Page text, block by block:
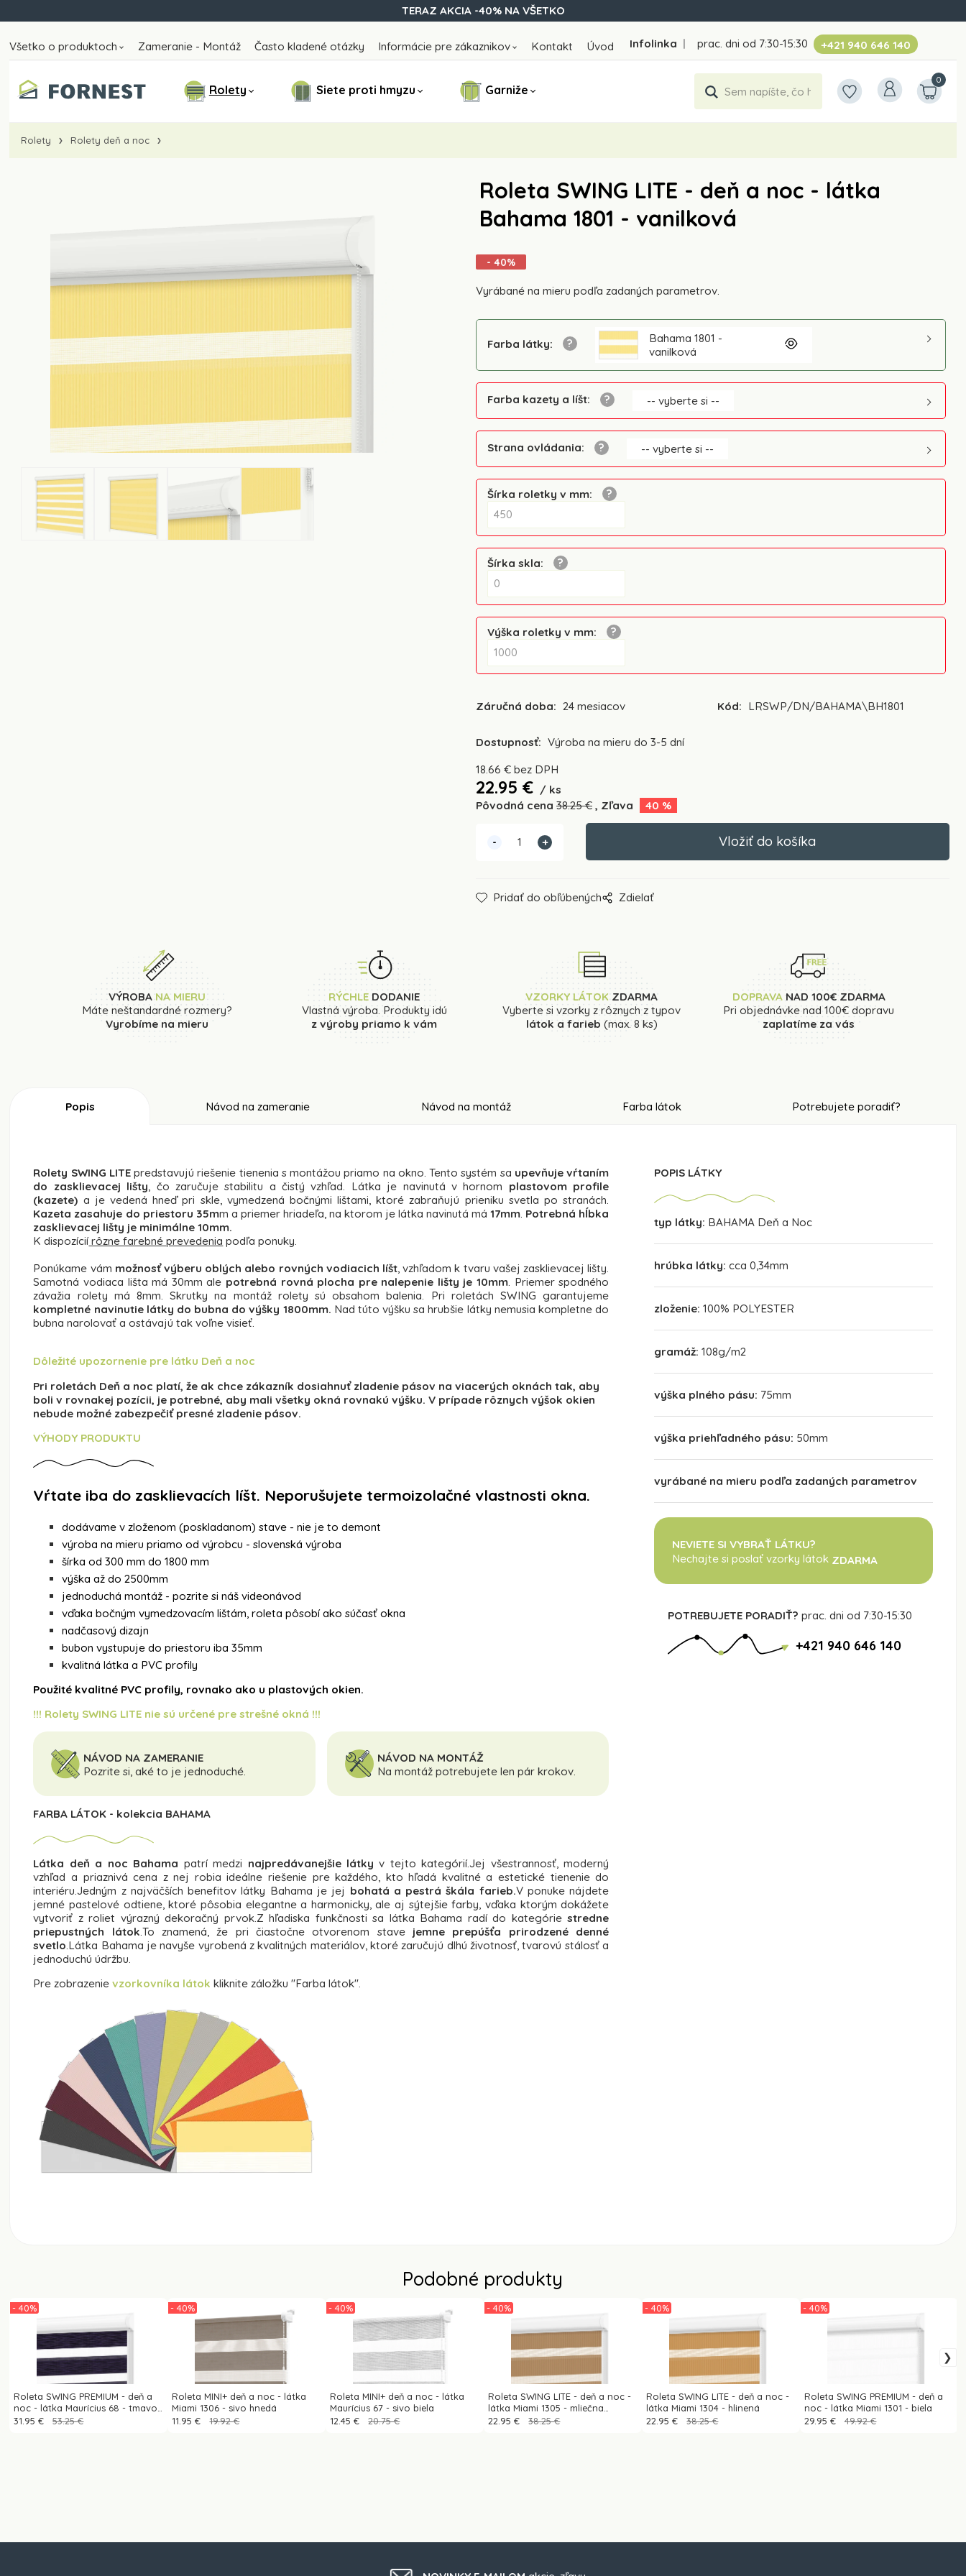
Infolinka prac. dni od 7:30-15:30 +421 940 646 140
TERAZ AKCIA -40% NA VŠETKO
Všetko o produktoch Zameranie - Montáž Často kladené otázky Informácie pre zákaznikov Kontakt Úvod
Rolety Siete proti hmyzu Garniže
0
Rolety Rolety deň a noc
Roleta SWING LITE - deň a noc - látka
Bahama 1801 - vanilková
- 40%
Vyrábané na mieru podľa zadaných parametrov.
Farba látky:
Bahama 1801 -
vanilková
Farba kazety a líšt: -- vyberte si --
Strana ovládania: -- vyberte si --
Šírka roletky v mm:
Šírka skla:
Výška roletky v mm:
Záručná doba: 24 mesiacov Kód: LRSWP/DN/BAHAMA\BH1801
Dostupnosť: Výroba na mieru do 3-5 dní
18.66 € bez DPH
22.95 €
ks
Pôvodná cena 38.25€ Zľava 40 %
Pridať do obľúbených Zdielať
VÝROBA NA MIERU
Máte neštandardné rozmery?
Vyrobíme na mieru
RÝCHLE DODANIE
Vlastná výroba. Produkty idú
z výroby priamo k vám
VZORKY LÁTOKZDARMA
Vyberte si vzorky z rôznych z typov
látok a farieb (max. 8 ks)
DOPRAVANAD 100€ ZDARMA
Pri objednávke nad 100€ dopravu
zaplatíme za vás
Popis Návod na zameranie Návod na montáž Farba látok Potrebujete poradiť?
Rolety SWING LITEpredstavujú riešenie tienenia s montážou priamo na okno. Tento systém sa upevňuje vŕtaním
do zasklievacej lišty, čo zaručuje stabilitu a čistý vzhľad. Látka je navinutá v hornom plastovom profile
(kazete) a je vedená hneď pri skle, vymedzená bočnými lištami, ktoré zabraňujú prieniku svetla po stranách.
Kazeta zasahuje do priestoru 35mm a priemer hriadeľa, na ktorom je látka navinutá má 17mm. Potrebná hĺbka
zasklievacej lišty je minimálne 10mm.
K dispozícií rôzne farebné prevedenia podľa ponuky.
Ponúkame vám možnosť výberu oblých alebo rovných vodiacich líšt, vzhľadom k tvaru vašej zasklievacej lišty.
Samotná vodiaca lišta má 30mm ale potrebná rovná plocha pre nalepenie lišty je 10mm. Priemer spodného
závažia rolety má 8mm. Skrutky na montáž rolety sú obsahom balenia. Pri roletách SWING garantujeme
kompletné navinutie látky do bubna do výšky 1800mm. Nad túto výšku sa hrubšie látky nemusia kompletne do
bubna narolovať a ostávajú tak voľne visieť.
Dôležité upozornenie pre látku Deň a noc
Pri roletách Deň a noc platí, že ak chce zákazník dosiahnuť zladenie pásov na viacerých oknách tak, aby
boli v rovnakej pozícii, je potrebné, aby mali všetky okná rovnakú výšku. V prípade rôznych výšok okien
nebude možné zabezpečiť presné zladenie pásov.
VÝHODY PRODUKTU
Vŕtate iba do zasklievacích líšt. Neporušujete termoizolačné vlastnosti okna.
dodávame v zloženom (poskladanom) stave - nie je to demont
výroba na mieru priamo od výrobcu - slovenská výroba
šírka od 300 mm do 1800 mm
výška až do 2500mm
jednoduchá montáž - pozrite si náš videonávod
vďaka bočným vymedzovacím lištám, roleta pôsobí ako súčasť okna
nadčasový dizajn
bubon vystupuje do priestoru iba 35mm
kvalitná látka a PVC profily
Použité kvalitné PVC profily, rovnako ako u plastových okien.
!!! Rolety SWING LITE nie sú určené pre strešné okná !!!
NÁVOD NA ZAMERANIE
Pozrite si, aké to je jednoduché.
NÁVOD NA MONTÁŽ
Na montáž potrebujete len pár krokov.
FARBA LÁTOK - kolekcia BAHAMA
Látka deň a noc Bahama patrí medzi najpredávanejšie látky v tejto kategórií.Jej všestrannosť, moderný
vzhľad a priaznivá cena z nej robia ideálne riešenie pre každého, kto hľadá kvalitné a estetické tienenie do
interiéru.Jedným z najväčších benefitov látky Bahama je jej bohatá a pestrá škála farieb.V ponuke nájdete
jemné pastelové odtiene, ktoré pôsobia elegantne a harmonicky, ale aj sýtejšie farby, vďaka ktorým dokážete
vytvoriť z roliet výrazný dekoračný prvok.Z hľadiska funkčnosti sa látka Bahama radí do kategóriestredne
priepustných látok .To znamená, že pri čiastočne otvorenom stavejemne prepúšťa prirodzené denné
svetlo .Látka Bahama je navyše vyrobená z kvalitných materiálov, ktoré zaručujú dlhú životnosť, tvarovú stálosť a
jednoduchú údržbu.
Pre zobrazenievzorkovníka látok kliknite záložku "Farba látok".
POPIS LÁTKY
typ látky: BAHAMA Deň a Noc
hrúbka látky: cca 0,34mm
zloženie: 100% POLYESTER
gramáž: 108g/m2
výška plného pásu: 75mm
výška priehľadného pásu: 50mm
vyrábané na mieru podľa zadaných parametrov
NEVIETE SI VYBRAŤ LÁTKU?
Nechajte si poslať vzorky látok ZDARMA
POTREBUJETE PORADIŤ?prac. dni od 7:30-15:30
+421 940 646 140
Podobné produkty
Roleta SWING PREMIUM - deň a
noc - látka Maurícius 68 - tmavo
fialová (čierny dekor)
- 40%
31.95 € 53.25 €
Roleta MINI+ deň a noc - látka
Miami 1306 - sivo hnedá
- 40%
11.95 € 19.92 €
Roleta MINI+ deň a noc - látka
Maurícius 67 - sivo biela
- 40%
12.45 € 20.75 €
Roleta SWING LITE - deň a noc -
látka Miami 1305 - mliečna
čokoláda
- 40%
22.95 € 38.25 €
Roleta SWING LITE - deň a noc -
látka Miami 1304 - hlinená
- 40%
22.95 € 38.25 €
Roleta SWING PREMIUM - deň a
noc - látka Miami 1301 - biela
- 40%
29.95 € 49.92 €